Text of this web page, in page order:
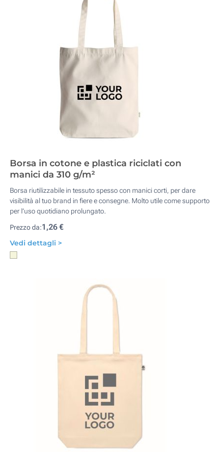
Borsa in cotone e plastica riciclati con
manici da 310 g/m²
Borsa riutilizzabile in tessuto spesso con manici corti, per dare
visibilità al tuo brand in fiere e consegne. Molto utile come supporto
per l’uso quotidiano prolungato.
Prezzo da:1,26 €
Vedi dettagli >